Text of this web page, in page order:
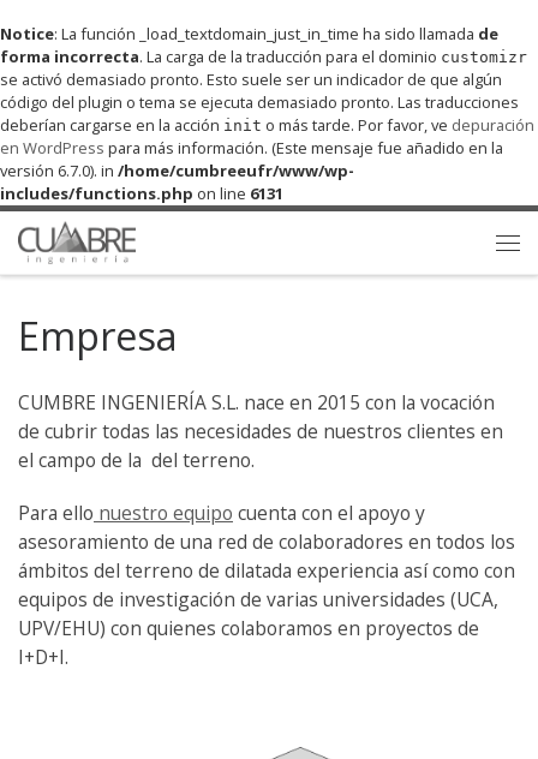
Notice: La función _load_textdomain_just_in_time ha sido llamada de
forma incorrecta. La carga de la traducción para el dominio customizr
se activó demasiado pronto. Esto suele ser un indicador de que algún
código del plugin o tema se ejecuta demasiado pronto. Las traducciones
deberían cargarse en la acción init o más tarde. Por favor, ve depuración
en WordPress para más información. (Este mensaje fue añadido en la
versión 6.7.0). in /home/cumbreeufr/www/wp-
includes/functions.php on line 6131
Saltar al contenido
Empresa
CUMBRE INGENIERÍA S.L. nace en 2015 con la vocación
de cubrir todas las necesidades de nuestros clientes en
el campo de la del terreno.
Para ello nuestro equipo cuenta con el apoyo y
asesoramiento de una red de colaboradores en todos los
ámbitos del terreno de dilatada experiencia así como con
equipos de investigación de varias universidades (UCA,
UPV/EHU) con quienes colaboramos en proyectos de
I+D+I.